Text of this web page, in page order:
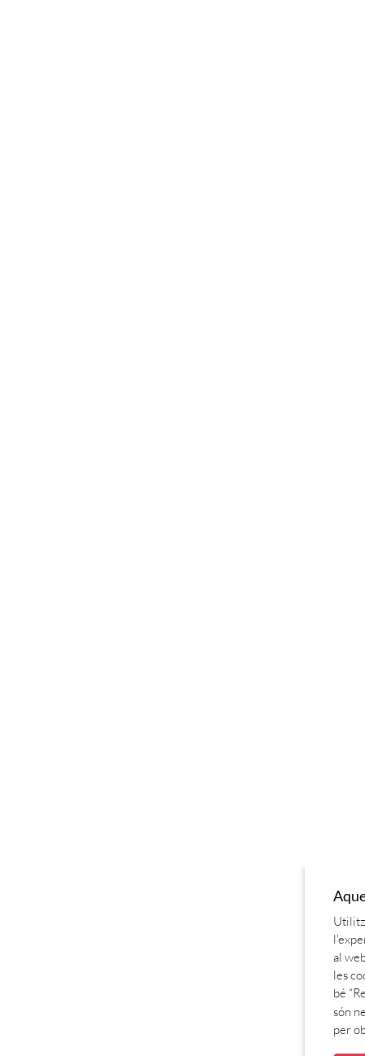
al
les
bé
són
per